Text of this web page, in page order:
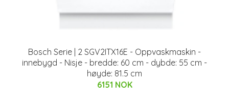
Bosch Serie | 2 SGV2ITX16E - Oppvaskmaskin -
innebygd - Nisje - bredde: 60 cm - dybde: 55 cm -
høyde: 81.5 cm
6151 NOK